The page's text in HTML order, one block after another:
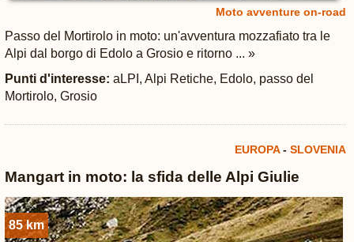
Moto avventure on-road
Passo del Mortirolo in moto: un'avventura mozzafiato tra le
Alpi dal borgo di Edolo a Grosio e ritorno ... »
Punti d'interesse: aLPI, Alpi Retiche, Edolo, passo del
Mortirolo, Grosio
EUROPA- SLOVENIA
Mangart in moto: la sfida delle Alpi Giulie
85 km